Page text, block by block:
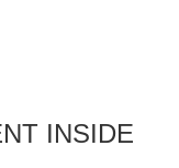
INSIDE